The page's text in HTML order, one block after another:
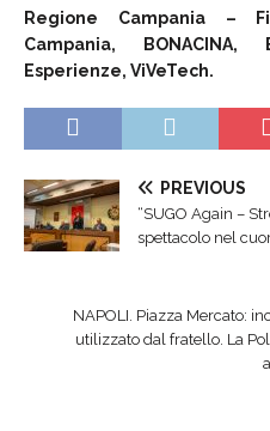
Regione Campania –
Campania, BONACINA,
Esperienze, ViVeTech.
PREVIOUS
“SUGO Again –
spettacolo nel
NAPOLI. Piazza Mercato:
utilizzato dal fratello. La